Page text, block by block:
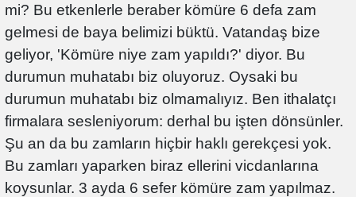
mi? Bu etkenlerle beraber kömüre 6 defa zam
gelmesi de baya belimizi büktü. Vatandaş bize
geliyor, 'Kömüre niye zam yapıldı?' diyor. Bu
durumun muhatabı biz oluyoruz. Oysaki bu
durumun muhatabı biz olmamalıyız. Ben ithalatçı
firmalara sesleniyorum: derhal bu işten dönsünler.
Şu an da bu zamların hiçbir haklı gerekçesi yok.
Bu zamları yaparken biraz ellerini vicdanlarına
koysunlar. 3 ayda 6 sefer kömüre zam yapılmaz.